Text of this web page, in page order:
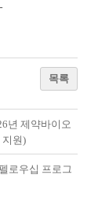
목록
년 제약바이오
지원)
로우십 프로그